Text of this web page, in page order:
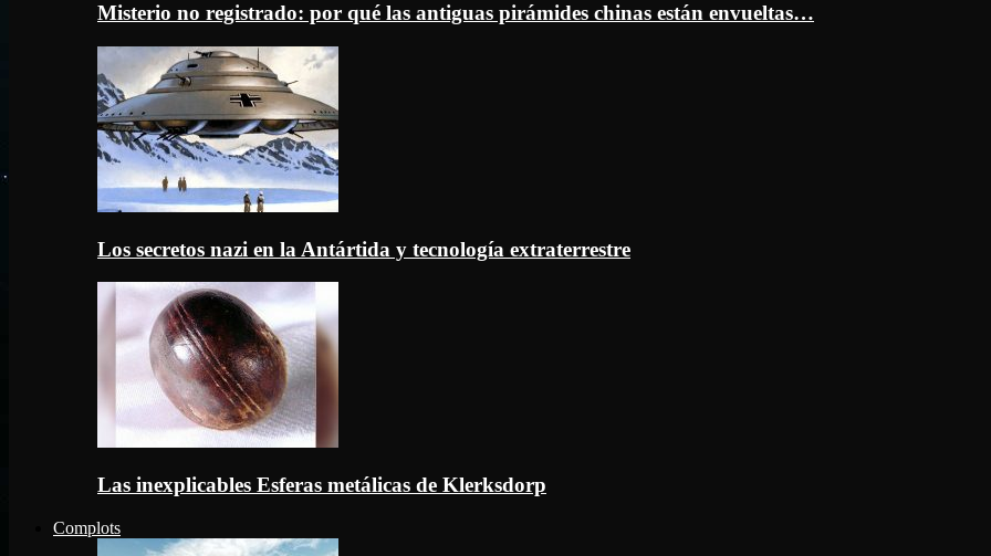
Misterio no registrado: por qué las antiguas pirámides chinas están envueltas…
Los secretos nazi en la Antártida y tecnología extraterrestre
Las inexplicables Esferas metálicas de Klerksdorp
Complots